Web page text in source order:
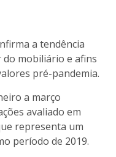
a tendência
mobiliário e afins
pré-pandemia.
a março
avaliado em
representa um
período de 2019.